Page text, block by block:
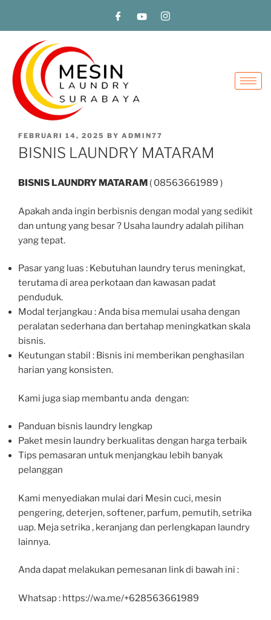
FEBRUARI 14, 2025 BY ADMIN77
BISNIS LAUNDRY MATARAM
BISNIS LAUNDRY MATARAM ( 08563661989 )
Apakah anda ingin berbisnis dengan modal yang sedikit
dan untung yang besar ? Usaha laundry adalah pilihan
yang tepat.
Pasar yang luas : Kebutuhan laundry terus meningkat,
terutama di area perkotaan dan kawasan padat
penduduk.
Modal terjangkau : Anda bisa memulai usaha dengan
peralatan sederhana dan bertahap meningkatkan skala
bisnis.
Keutungan stabil : Bisnis ini memberikan penghasilan
harian yang konsisten.
Kami juga siap membantu anda dengan:
Panduan bisnis laundry lengkap
Paket mesin laundry berkualitas dengan harga terbaik
Tips pemasaran untuk menjangkau lebih banyak
pelanggan
Kami menyediakan mulai dari Mesin cuci, mesin
pengering, deterjen, softener, parfum, pemutih, setrika
uap. Meja setrika , keranjang dan perlengkapan laundry
lainnya.
Anda dapat melakukan pemesanan link di bawah ini :
Whatsap : https://wa.me/+628563661989